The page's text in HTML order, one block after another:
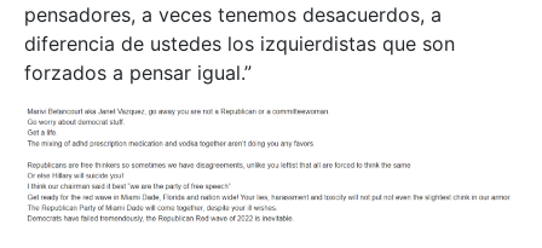
pensadores, a veces tenemos desacuerdos, a
diferencia de ustedes los izquierdistas que son
forzados a pensar igual.”